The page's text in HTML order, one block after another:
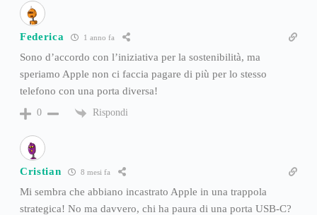
Federica 1 anno fa
Sono d’accordo con l’iniziativa per la sostenibilità, ma
speriamo Apple non ci faccia pagare di più per lo stesso
telefono con una porta diversa!
0 Rispondi
Cristian 8 mesi fa
Mi sembra che abbiano incastrato Apple in una trappola
strategica! No ma davvero, chi ha paura di una porta USB-C?